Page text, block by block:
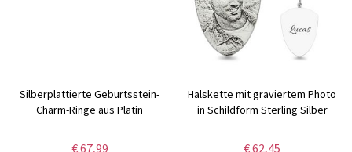
Silberplattierte Geburtsstein-
Charm-Ringe aus Platin
€ 67,99
Halskette mit graviertem Photo
in Schildform Sterling Silber
€ 62,45